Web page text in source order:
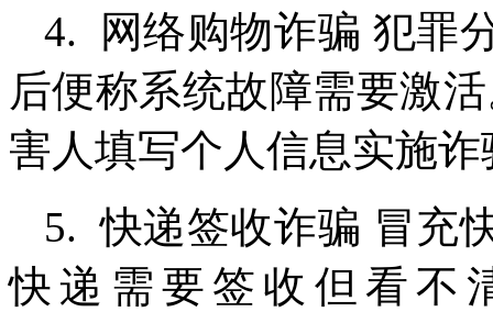
4. 网络购物诈骗 犯罪
后便称系统故障需要激
害人填写个人信息实施诈
5. 快递签收诈骗 冒充
快递需要签收但看不